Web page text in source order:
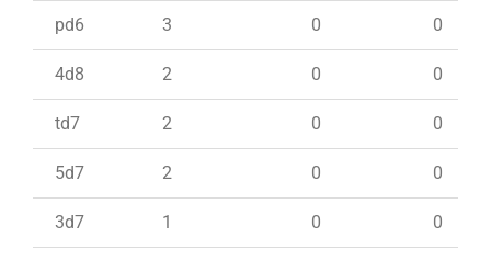
pd6 3 0 0
4d8 2 0 0
td7 2 0 0
5d7 2 0 0
3d7 1 0 0